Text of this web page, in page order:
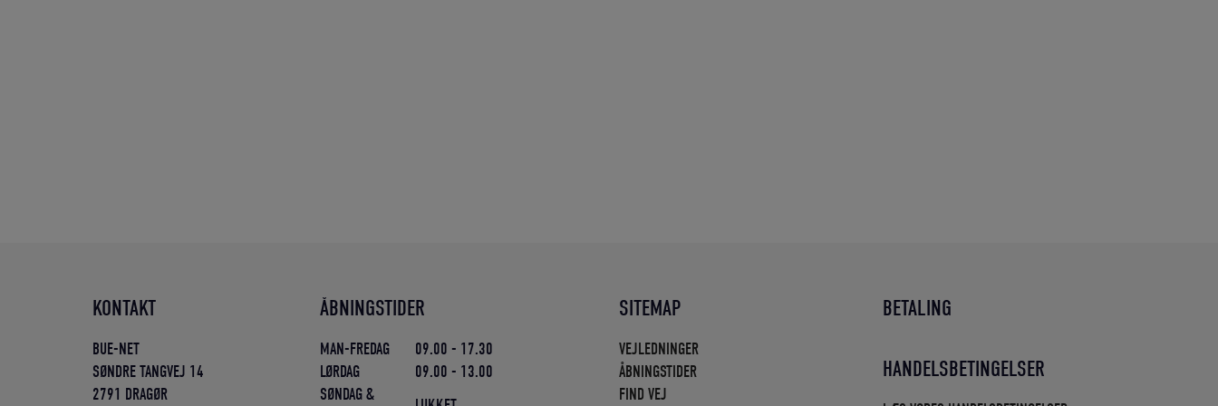
KONTAKT
BUE-NET
SØNDRE TANGVEJ 14
2791 DRAGØR
ÅBNINGSTIDER
MAN-FREDAG
09.00 - 17.30
LØRDAG
09.00 - 13.00
SØNDAG &
SITEMAP
VEJLEDNINGER
ÅBNINGSTIDER
FIND VEJ
BETALING
HANDELSBETINGELSER